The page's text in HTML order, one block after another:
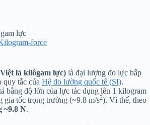
lực
force
là kilôgam lực) là đại lượng đo lực hấp
quy tắc của Hệ đo lường quốc tế (SI).
bằng độ lớn của lực tác dụng lên 1 kilogram
gia tốc trọng trường (~9.8 m/s2). Vì thế, theo
~9.8 N.